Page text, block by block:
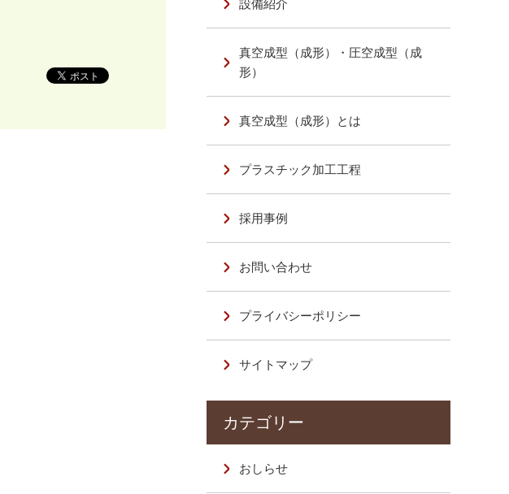
設備紹介
真空成型（成形）・圧空成型（成
形）
真空成型（成形）とは
プラスチック加工工程
採用事例
お問い合わせ
プライバシーポリシー
サイトマップ
おしらせ